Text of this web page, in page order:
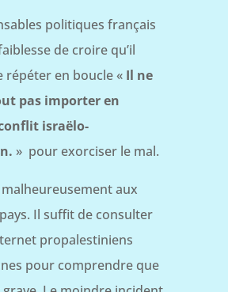
politiques français
de croire qu’il
répéter en boucle « Il ne
pas importer en
israëlo-
» pour exorciser le mal.
aux
Il suffit de consulter
propalestiniens
pour comprendre que